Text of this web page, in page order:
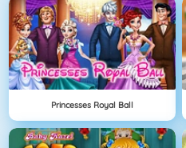
Princesses Royal Ball